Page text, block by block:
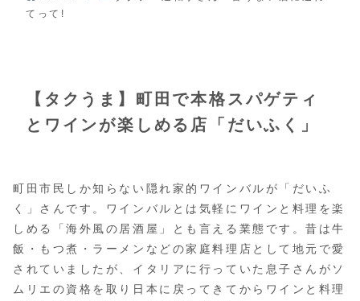
てって!
【タクうま】町田で本格スパゲティ
とワインが楽しめる店「だいふく」
町田市民しか知らない隠れ家的ワインバルが「だいふ
く」さんです。ワインバルとは気軽にワインと料理を楽
しめる「海外風の居酒屋」とも言える業態です。昔は牛
飯・もつ煮・ラーメンなどの家庭料理店として地元で愛
されていましたが、イタリアに行っていた息子さんがソ
ムリエの資格を取り日本に戻ってきてからワインと料理